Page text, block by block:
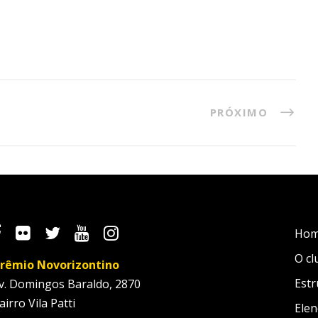
PRÓXIMO
Novorizontino
Domingos Baraldo, 2870
Vila Patti
O